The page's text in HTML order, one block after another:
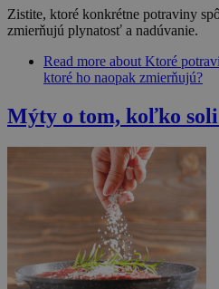
Zistite, ktoré konkrétne potraviny
zmierňujú plynatosť a nadúvanie.
Read more about Ktoré
ktoré ho naopak zmierňujú?
Mýty o tom, koľko